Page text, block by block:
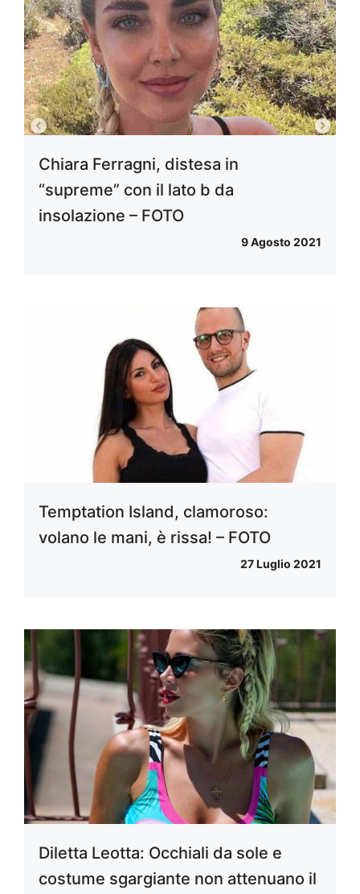
Chiara Ferragni, distesa in
“supreme” con il lato b da
insolazione – FOTO
9 Agosto 2021
Temptation Island, clamoroso:
volano le mani, è rissa! – FOTO
27 Luglio 2021
Diletta Leotta: Occhiali da sole e
costume sgargiante non attenuano il